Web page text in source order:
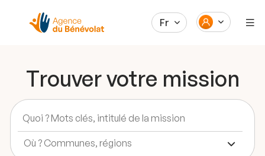
Fr
Trouver votre mission